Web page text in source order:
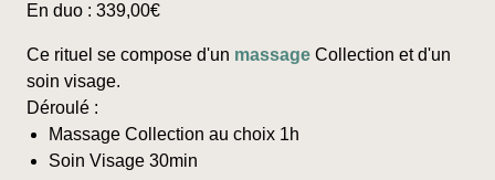
choisies
page
du
En duo : 339,00€
Ce rituel se compose d'un massage Collection et d'un
soin visage.
Déroulé :
Massage Collection au choix 1h
Soin Visage 30min